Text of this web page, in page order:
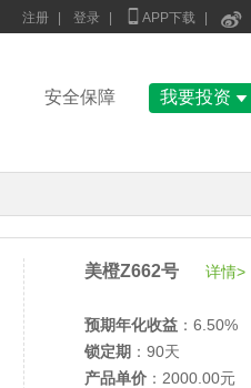
注册 登录  APP下载 
安全保障 我要投资 
美橙Z662号 详情>
预期年化收益 ：6.50%
锁定期 ：90天
产品单价 ：2000.00元